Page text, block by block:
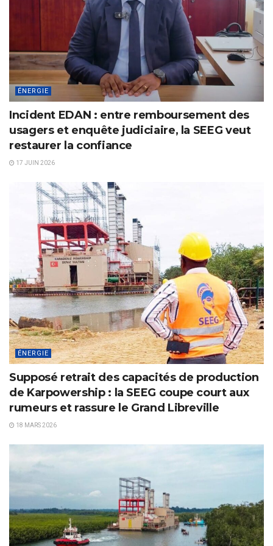
ÉNERGIE
Incident EDAN : entre remboursement des
usagers et enquête judiciaire, la SEEG veut
restaurer la confiance
17 JUIN 2026
ÉNERGIE
Supposé retrait des capacités de production
de Karpowership : la SEEG coupe court aux
rumeurs et rassure le Grand Libreville
18 MARS 2026